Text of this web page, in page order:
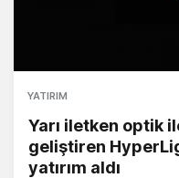
YATIRIM
Yarı iletken optik
geliştiren
yatırım aldı